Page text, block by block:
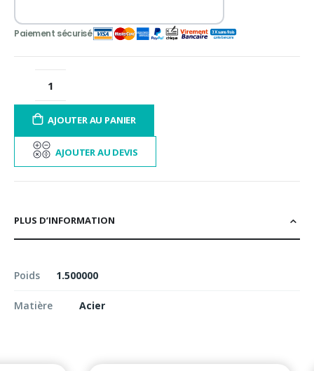
AJOUTER AU PANIER
AJOUTER AU DEVIS
PLUS D’INFORMATION
Poids 1.500000
Matière Acier